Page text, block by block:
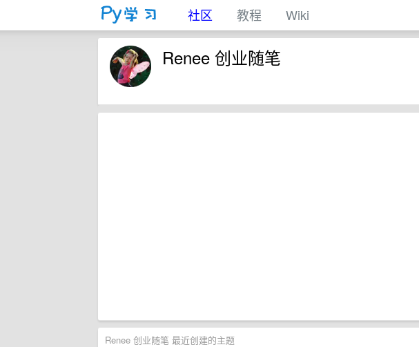
社区 教程 Wiki
Renee 创业随笔
Renee 创业随笔 最近创建的主题